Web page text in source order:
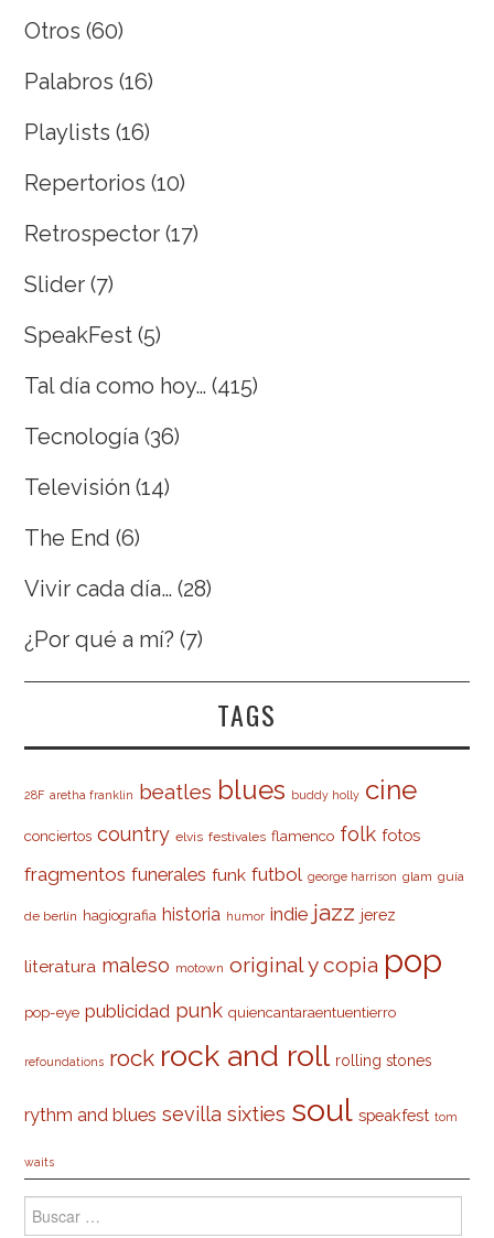
Otros (60)
Palabros (16)
Playlists (16)
Repertorios (10)
Retrospector (17)
Slider (7)
SpeakFest (5)
Tal día como hoy… (415)
Tecnología (36)
Televisión (14)
The End (6)
Vivir cada día… (28)
¿Por qué a mí? (7)
TAGS
28F aretha franklin beatles blues buddy holly cine
conciertos country elvis festivales flamenco folk fotos
fragmentos funerales funk futbol george harrison glam guía
de berlín hagiografia historia humor indie jazz jerez
literatura maleso motown original y copia pop
pop-eye publicidad punk quiencantaraentuentierro
refoundations rock rock and roll rolling stones
rythm and blues sevilla sixties soul speakfest tom
waits
Buscar: